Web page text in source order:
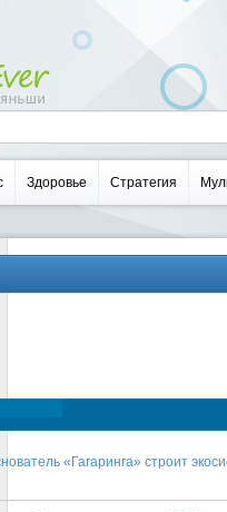
Здоровье Стратегия
«Гагаринга» строит